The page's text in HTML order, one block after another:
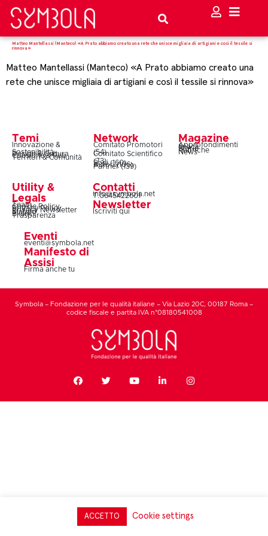
Matteo Mantellassi (Manteco) «A Prato abbiamo creato una rete che unisce migliaia di artigiani e così il tessile si
rinnova»
Matteo Mantellassi (Manteco) «A Prato abbiamo creato una
rete che unisce migliaia di artigiani e così il tessile si rinnova»
Temi
Innovazione &
Sostenibilità
Design & Cultura
Coesione & Reti
Territori & Comunità
Network
Comitato Promotori
(54)
Comitato Scientifico
(73)
Soci (160)
Autori (106)
Partner (139)
Magazine
Approfondimenti
Snack
Storie
Rubriche
News
Utility &
Legals
Team
Cookie Policy
Privacy Policy
Privacy Newsletter
Statuto
Bilanci
Trasparenza
Contatti
info@symbola.net
T.0645422601
Newsletter
Iscriviti qui
Eventi
eventi@symbola.net
Manifesto di
Assisi
Firma anche tu
Symbola – Fondazione per le qualità italiane – Via Lazio 20C, 00187 Roma –
codice fiscale e partita IVA n°08180541008
ACCETTO Cookie settings